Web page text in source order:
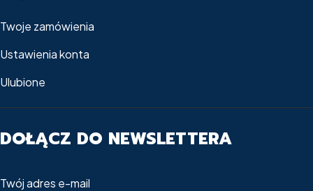
Twoje zamówienia
Ustawienia konta
Ulubione
DOŁĄCZ DO NEWSLETTERA
Twój adres e-mail